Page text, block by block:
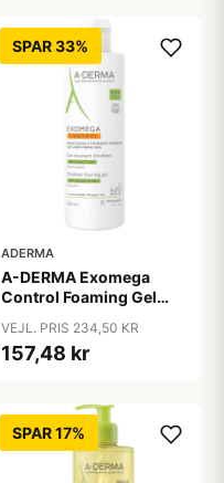
SPAR 33%
ADERMA
A-DERMA Exomega
Control Foaming Gel
VEJL. PRIS 234,50 KR
157,48 kr
SPAR 17%